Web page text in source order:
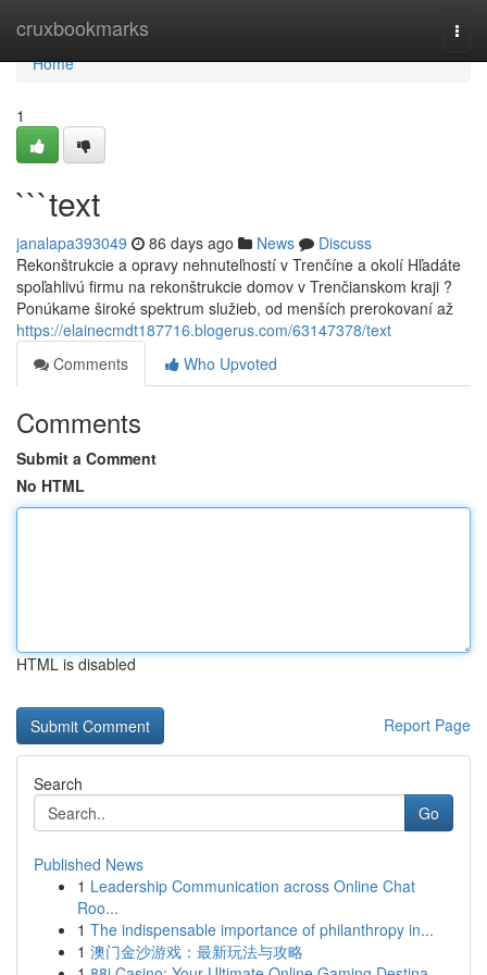
cruxbookmarks
Home
Home
1
```text
janalapa393049 86 days ago News
Discuss
Rekonštrukcie a opravy nehnuteľností v Trenčíne a okolí Hľadáte
spoľahlivú firmu na rekonštrukcie domov v Trenčianskom kraji ?
Ponúkame široké spektrum služieb, od menších prerokovaní až
https://elainecmdt187716.blogerus.com/63147378/text
Comments
Who Upvoted
Comments
Submit a Comment
No HTML
HTML is disabled
Report Page
Search
Go
Published News
1 Leadership Communication across Online Chat
Roo...
1 The indispensable importance of philanthropy in...
1 澳门金沙游戏：最新玩法与攻略